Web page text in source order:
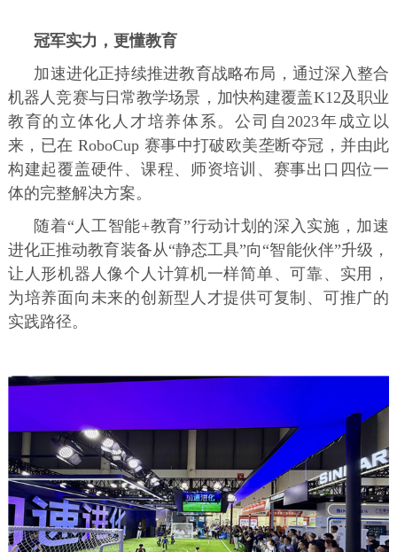
冠军实力，更懂教育
加速进化正持续推进教育战略布局，通过深入整合
机器人竞赛与日常教学场景，加快构建覆盖K12及职业
教育的立体化人才培养体系。公司自2023年成立以
来，已在 RoboCup 赛事中打破欧美垄断夺冠，并由此
构建起覆盖硬件、课程、师资培训、赛事出口四位一
体的完整解决方案。
随着“人工智能+教育”行动计划的深入实施，加速
进化正推动教育装备从“静态工具”向“智能伙伴”升级，
让人形机器人像个人计算机一样简单、可靠、实用，
为培养面向未来的创新型人才提供可复制、可推广的
实践路径。